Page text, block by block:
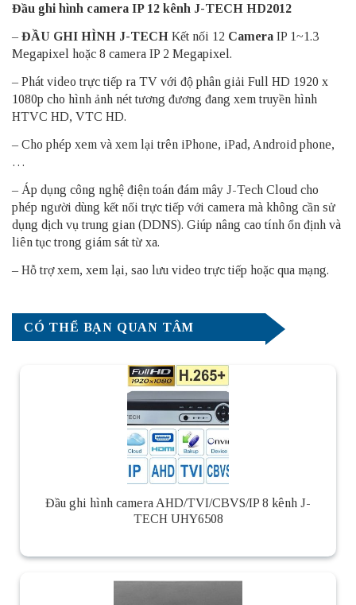
Đầu ghi hình camera IP 12 kênh J-TECH HD2012
– ĐẦU GHI HÌNH J-TECH Kết nối 12 Camera IP 1~1.3
Megapixel hoặc 8 camera IP 2 Megapixel.
– Phát video trực tiếp ra TV với độ phân giải Full HD 1920 x
1080p cho hình ảnh nét tương đương đang xem truyền hình
HTVC HD, VTC HD.
– Cho phép xem và xem lại trên iPhone, iPad, Android phone,
…
– Áp dụng công nghệ điện toán đám mây J-Tech Cloud cho
phép người dùng kết nối trực tiếp với camera mà không cần sử
dụng dịch vụ trung gian (DDNS). Giúp nâng cao tính ổn định và
liên tục trong giám sát từ xa.
– Hỗ trợ xem, xem lại, sao lưu video trực tiếp hoặc qua mạng.
CÓ THỂ BẠN QUAN TÂM
Đầu ghi hình camera AHD/TVI/CBVS/IP 8 kênh J-
TECH UHY6508